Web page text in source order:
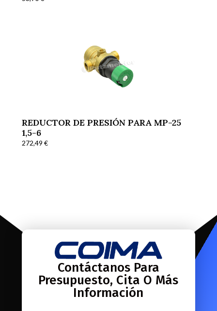
REDUCTOR DE PRESIÓN PARA MP-25
1,5-6
272,49 €
Contáctanos Para
Presupuesto, Cita O Más
Información